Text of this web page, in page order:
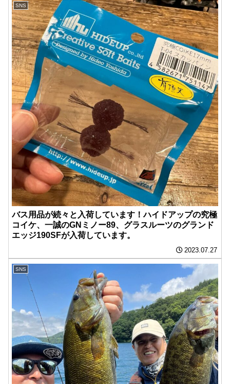
SNS
バス用品が続々と入荷しています！ハイドアップの究極
コイケ、一誠のGNミノー89、グラスルーツのグランド
エッジ190SFが入荷しています。
2023.07.27
SNS